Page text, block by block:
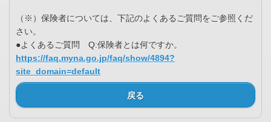
（※）保険者については、下記のよくあるご質問をご参照くだ
さい。
●よくあるご質問 Q:保険者とは何ですか。
https://faq.myna.go.jp/faq/show/4894?
site_domain=default
戻る